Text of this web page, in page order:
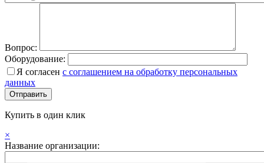
Вопрос:
Оборудование:
Я согласен с соглашением на обработку персональных
данных
Купить в один клик
×
Название организации: